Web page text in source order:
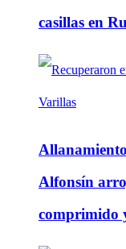
casillas en
Alfonsín
comprimido